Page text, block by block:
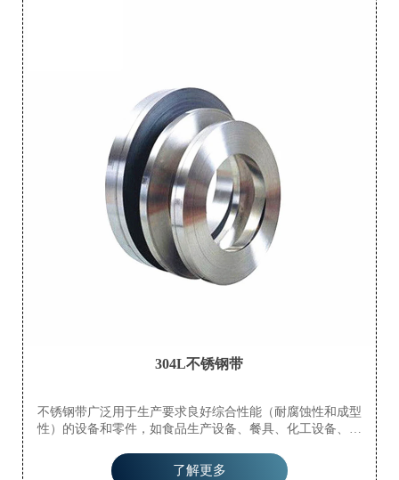
304L不锈钢带
不锈钢带广泛用于生产要求良好综合性能（耐腐蚀性和成型
性）的设备和零件，如食品生产设备、餐具、化工设备、核
械、纤维工业和船舶零件等。
了解更多